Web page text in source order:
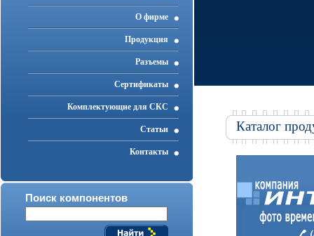
О фирме
Продукция
Разъемы
Cертификаты
Комплектующие для СКС
Статьи
Контакты
Поиск компонентов
Каталог